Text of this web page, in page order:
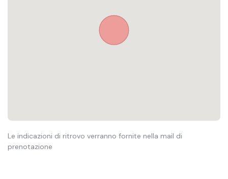
Le indicazioni di ritrovo verranno fornite nella mail di
prenotazione